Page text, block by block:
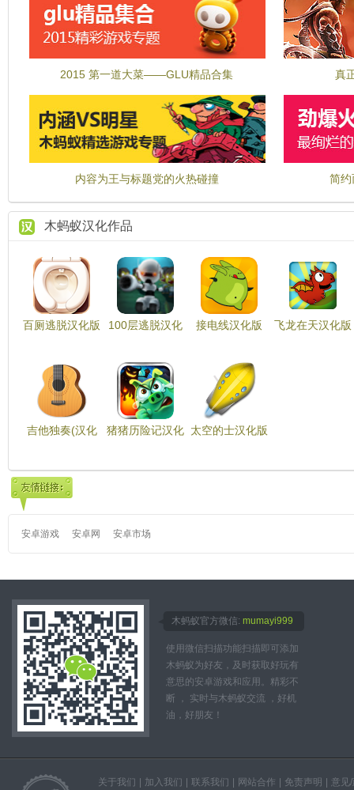
2015 第一道大菜——GLU精品合集 真
内容为王与标题党的火热碰撞 简
木蚂蚁汉化作品
百厕逃脱汉化版
room escape
game
100层逃脱汉化
Escape
接电线汉化版
飞龙在天汉化版
吉他独奏(汉化
猪猪历险记汉化 太空的士汉化版
安卓游戏 安卓网 安卓市场
木蚂蚁官方微信: mumayi999
使用微信扫描功能扫描即可添加
木蚂蚁为好友，及时获取好玩有
意思的安卓游戏和应用。精彩不
断 ， 实时与木蚂蚁交流 ，好机
油，好朋友！
关于我们 加入我们 联系我们 网站合作 免责声明 意见